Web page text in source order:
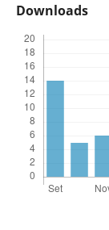
Downloads